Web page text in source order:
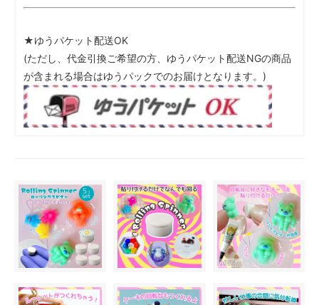
★ゆうパケット配送OK
(ただし、代金引換ご希望の方、ゆうパケット配送NGの商品
が含まれる場合はゆうパックでのお届けとなります。)